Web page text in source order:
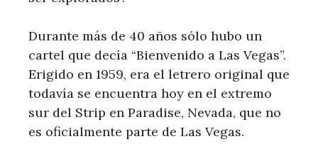
Durante más de 40 años sólo hubo un
cartel que decía “Bienvenido a Las Vegas”.
Erigido en 1959, era el letrero original que
todavía se encuentra hoy en el extremo
sur del Strip en Paradise, Nevada, que no
es oficialmente parte de Las Vegas.